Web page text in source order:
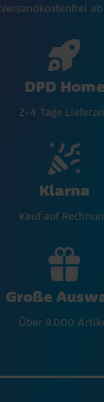
Versandkostenfrei
DPD Home
2-4 Tage
Klarna
Kauf auf
Große
Über 9.000